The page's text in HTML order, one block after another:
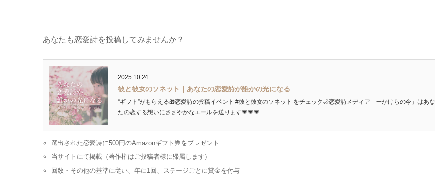
あなたも恋愛詩を投稿してみませんか？
2025.10.24
彼と彼女のソネット｜あなたの恋愛詩が誰かの光になる
“ギフト”がもらえる🎁恋愛詩の投稿イベント #彼と彼女のソネット をチェック🌙恋愛詩メディア「一かけらの今」はあな
たの恋する想いにささやかなエールを送ります💗💗💗...
選出された恋愛詩に500円のAmazonギフト券をプレゼント
当サイトにて掲載（著作権はご投稿者様に帰属します）
回数・その他の基準に従い、年に1回、ステージごとに賞金を付与